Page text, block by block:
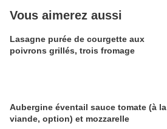
Vous aimerez aussi
Lasagne purée de courgette aux
poivrons grillés, trois fromage
Aubergine éventail sauce tomate (à la
viande, option) et mozzarelle